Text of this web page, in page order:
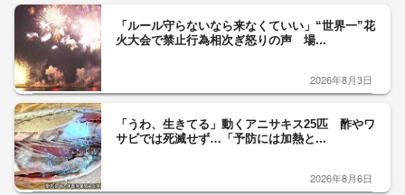
「ルール守らないなら来なくていい」“世界一”花
火大会で禁止行為相次ぎ怒りの声 場...
2026年8月3日
「うわ、生きてる」動くアニサキス25匹 酢やワ
サビでは死滅せず…「予防には加熱と...
2026年8月6日